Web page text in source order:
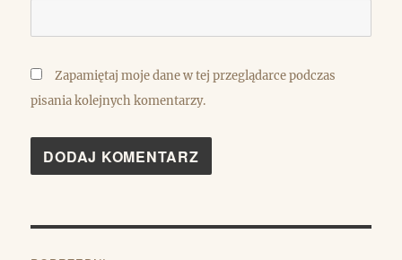
Zapamiętaj moje dane w tej przeglądarce podczas
pisania kolejnych komentarzy.